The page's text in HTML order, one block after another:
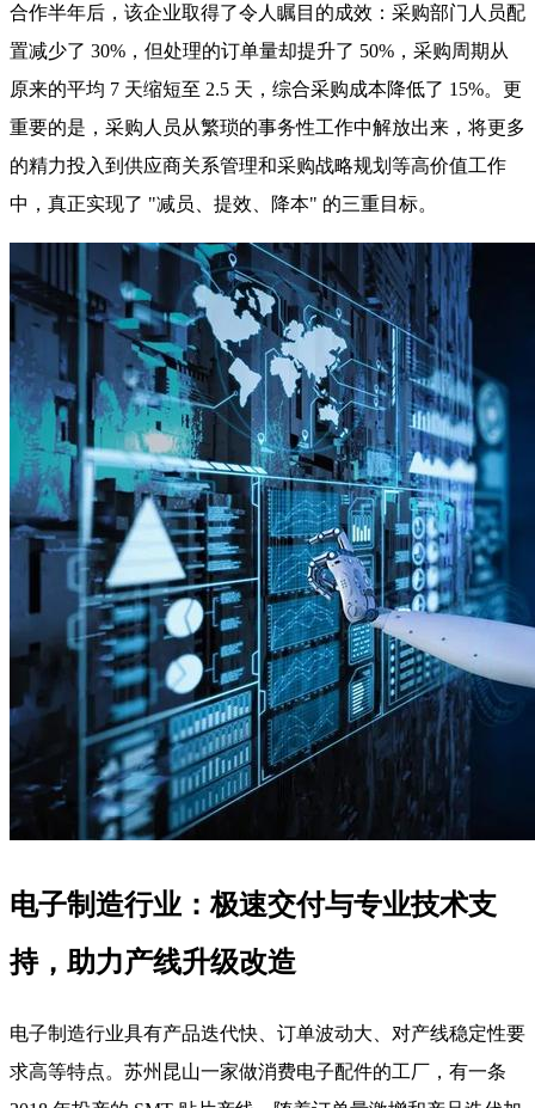
合作半年后，该企业取得了令人瞩目的成效：采购部门人员配
置减少了 30%，但处理的订单量却提升了 50%，采购周期从
原来的平均 7 天缩短至 2.5 天，综合采购成本降低了 15%。更
重要的是，采购人员从繁琐的事务性工作中解放出来，将更多
的精力投入到供应商关系管理和采购战略规划等高价值工作
中，真正实现了 "减员、提效、降本" 的三重目标。
电子制造行业：极速交付与专业技术支
持，助力产线升级改造
电子制造行业具有产品迭代快、订单波动大、对产线稳定性要
求高等特点。苏州昆山一家做消费电子配件的工厂，有一条